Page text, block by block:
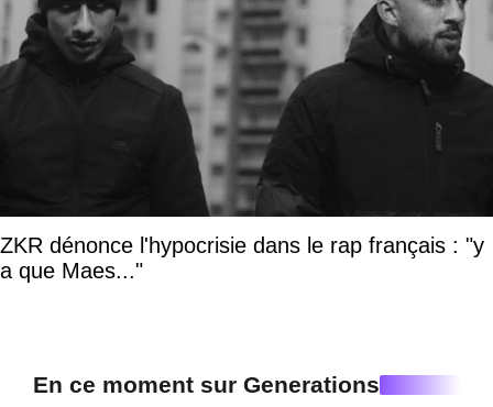
ZKR dénonce l'hypocrisie dans le rap français : "y
a que Maes..."
En ce moment sur Generations